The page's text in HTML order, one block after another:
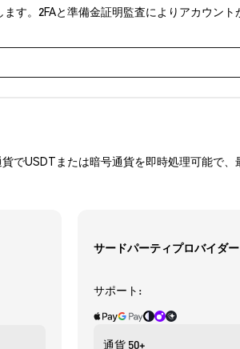
す。2FAと準備金証明監査によりアカウン
でUSDTまたは暗号通貨を即時処理可能で、
サードパーティプロバイダー
サポート:
通貨 50+